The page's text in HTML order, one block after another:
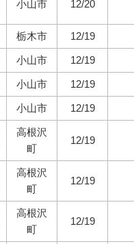
小山市 12/20
栃木市 12/19
小山市 12/19
小山市 12/19
小山市 12/19
高根沢
町
12/19
高根沢
町
12/19
高根沢
町
12/19